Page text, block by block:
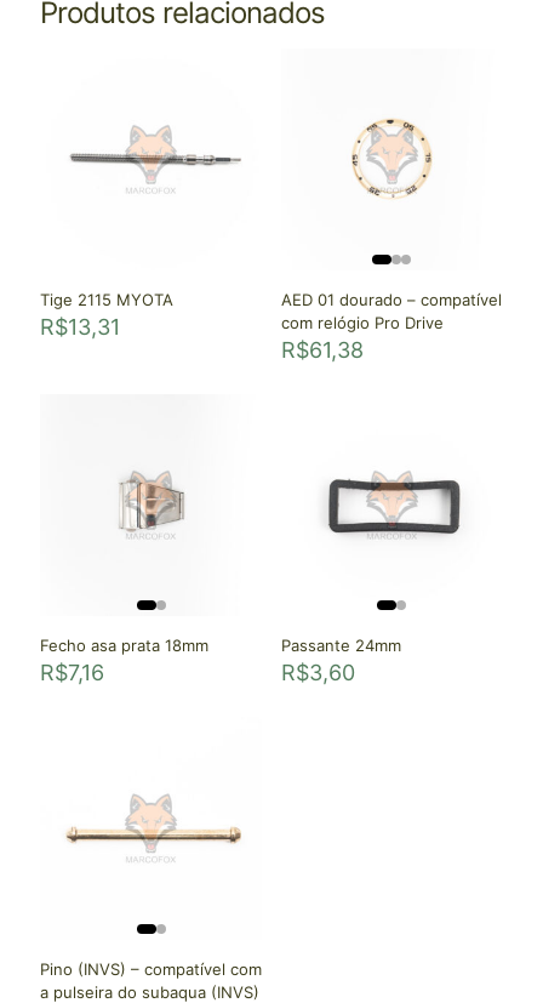
Produtos relacionados
Tige 2115 MYOTA
R$13,31
AED 01 dourado – compatível
com relógio Pro Drive
R$61,38
Fecho asa prata 18mm
R$7,16
Passante 24mm
R$3,60
Pino (INVS) – compatível com
a pulseira do subaqua (INVS)